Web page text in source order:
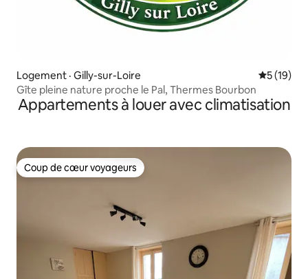
Logement · Gilly-sur-Loire Note
5 (19)
Gîte pleine nature proche le Pal, Thermes Bourbon
Appartements à louer avec climatisation
Coup de cœur voyageurs
Coup de cœur voyageurs